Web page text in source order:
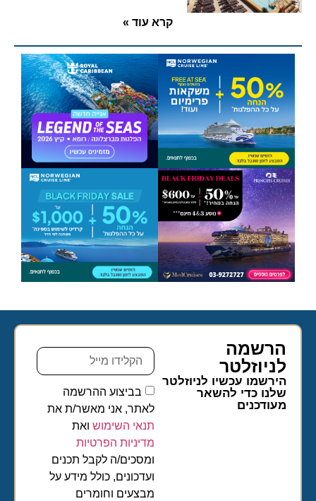
קרא עוד »
הרשמה
לניוזלטר​
הירשמו עכשיו לניוזלטר
שלנו כדי להשאר
מעודכנים
בביצוע ההרשמה
לאתר, אני מאשר/ת את
תנאי השימושואת
מדיניות הפרטיות
ומסכים/ה לקבל תכנים
ועדכונים, כולל מידע על
מבצעים וחומרים